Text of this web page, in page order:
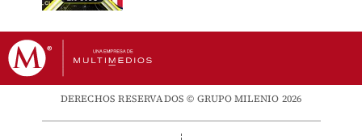
DERECHOS RESERVADOS © GRUPO MILENIO 2026